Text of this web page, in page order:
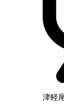
津軽